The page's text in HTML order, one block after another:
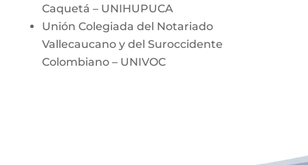
Caquetá – UNIHUPUCA
Unión Colegiada del Notariado
Vallecaucano y del Suroccidente
Colombiano – UNIVOC